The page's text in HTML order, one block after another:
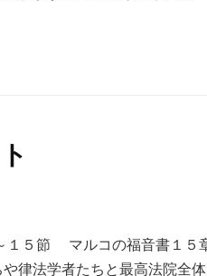
１５節 マルコの福音書１５
律法学者たちと最高法院全